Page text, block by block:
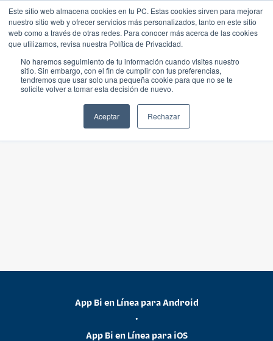
Este sitio web almacena cookies en tu PC. Estas cookies sirven para mejorar
nuestro sitio web y ofrecer servicios más personalizados, tanto en este sitio
web como a través de otras redes. Para conocer más acerca de las cookies
que utilizamos, revisa nuestra Política de Privacidad.
No haremos seguimiento de tu información cuando visites nuestro
sitio. Sin embargo, con el fin de cumplir con tus preferencias,
tendremos que usar solo una pequeña cookie para que no se te
solicite volver a tomar esta decisión de nuevo.
Aceptar Rechazar
App Bi en Línea para Android
•
App Bi en Línea para iOS